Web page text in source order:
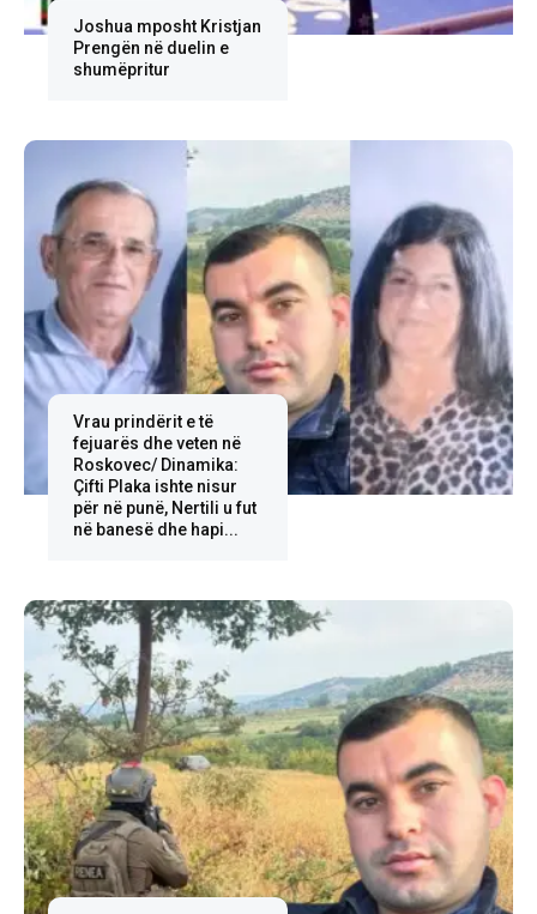
Joshua mposht Kristjan
Prengën në duelin e
shumëpritur
Vrau prindërit e të
fejuarës dhe veten në
Roskovec/ Dinamika:
Çifti Plaka ishte nisur
për në punë, Nertili u fut
në banesë dhe hapi...